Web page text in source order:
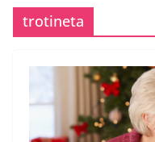
trotineta